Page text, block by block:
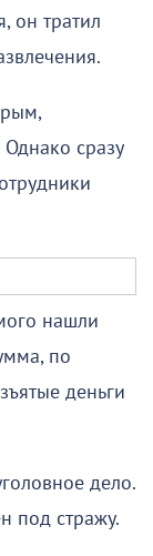
он тратил
Однако сразу
нашли
по
деньги
дело.
под стражу.